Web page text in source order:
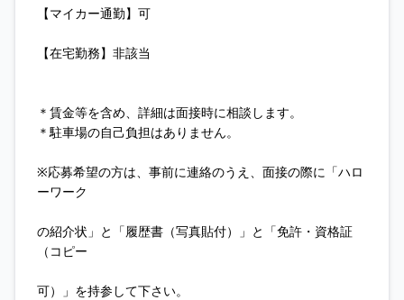
【マイカー通勤】可
【在宅勤務】非該当
＊賃金等を含め、詳細は面接時に相談します。
＊駐車場の自己負担はありません。
※応募希望の方は、事前に連絡のうえ、面接の際に「ハロ
ーワーク
の紹介状」と「履歴書（写真貼付）」と「免許・資格証
（コピー
可）」を持参して下さい。